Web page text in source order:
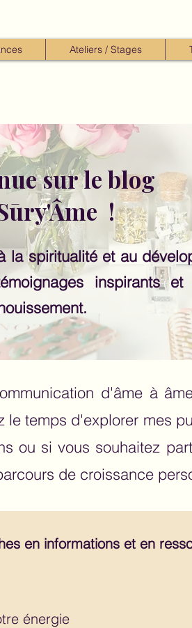
Ateliers / Stages
sur le blog
!
la spiritualité et au
inspirants
d'âme à
le temps d'explorer mes
ou si vous souhaitez
de croissance
en informations et en
énergie